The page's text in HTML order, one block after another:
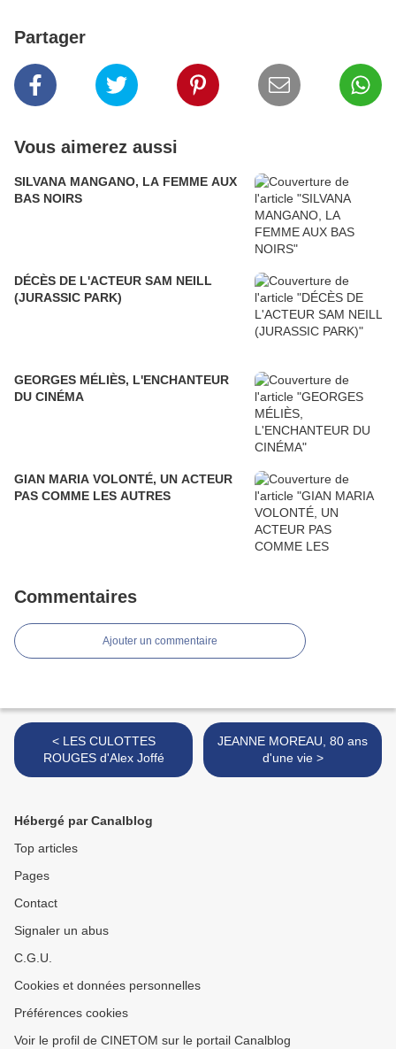
Partager
Vous aimerez aussi
SILVANA MANGANO, LA FEMME AUX
BAS NOIRS
DÉCÈS DE L'ACTEUR SAM NEILL
(JURASSIC PARK)
GEORGES MÉLIÈS, L'ENCHANTEUR
DU CINÉMA
GIAN MARIA VOLONTÉ, UN ACTEUR
PAS COMME LES AUTRES
Commentaires
Ajouter un commentaire
< LES CULOTTES
ROUGES d'Alex Joffé
JEANNE MOREAU, 80 ans
d'une vie >
Hébergé par Canalblog
Top articles
Pages
Contact
Signaler un abus
C.G.U.
Cookies et données personnelles
Préférences cookies
Voir le profil de CINETOM sur le portail Canalblog